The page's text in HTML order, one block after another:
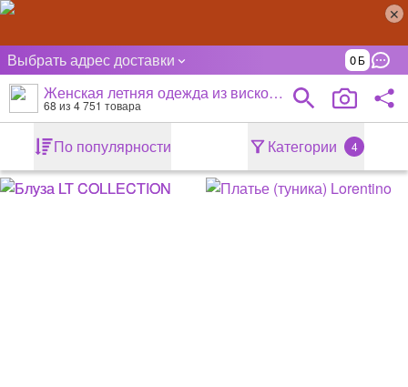
Выбрать адрес доставки 0
Женская летняя одежда из вискозы и лиоцелла
68 из 4 751 товара
По популярности Категории 4